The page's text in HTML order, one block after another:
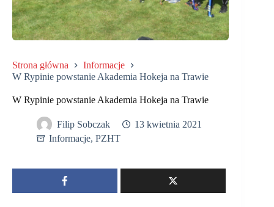
Strona główna
Informacje
W Rypinie powstanie Akademia Hokeja na Trawie
W Rypinie powstanie Akademia Hokeja na Trawie
Filip Sobczak
13 kwietnia 2021
Informacje, PZHT